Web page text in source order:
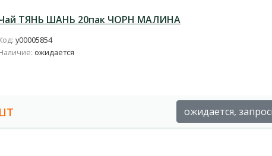
ТЯНЬ ШАНЬ 20пак ЧОРН МАЛИНА
у00005854
ожидается
ожидается,